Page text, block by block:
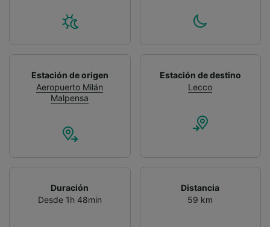
Estación de origen
Aeropuerto Milán
Malpensa
Estación de destino
Lecco
Duración
Desde 1h 48min
Distancia
59 km